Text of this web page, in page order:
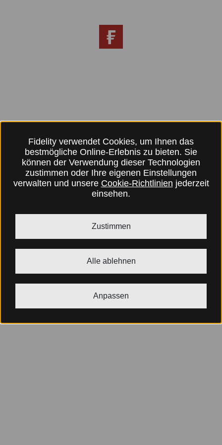
Fidelity verwendet Cookies, um Ihnen das
bestmögliche Online-Erlebnis zu bieten. Sie
können der Verwendung dieser Technologien
zustimmen oder Ihre eigenen Einstellungen
verwalten und unsere Cookie-Richtlinien jederzeit
einsehen.
Zustimmen
Alle ablehnen
Anpassen